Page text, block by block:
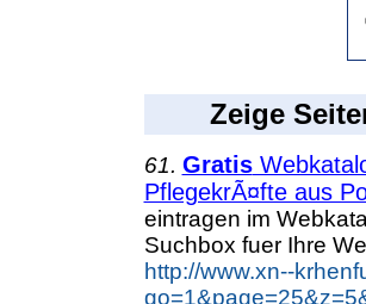
Zeige
61. Gratis
PflegekrÃ¤fte aus
eintragen im
Suchbox fuer Ihre
http://www.xn--